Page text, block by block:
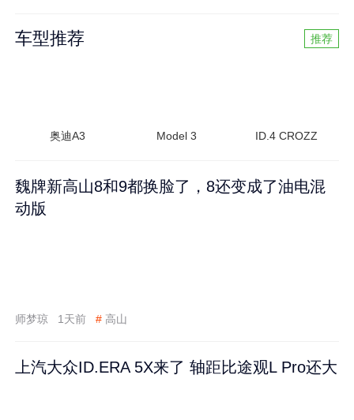
车型推荐 推荐
奥迪A3 Model 3 ID.4 CROZZ
魏牌新高山8和9都换脸了，8还变成了油电混
动版
师梦琼 1天前 # 高山
上汽大众ID.ERA 5X来了 轴距比途观L Pro还大